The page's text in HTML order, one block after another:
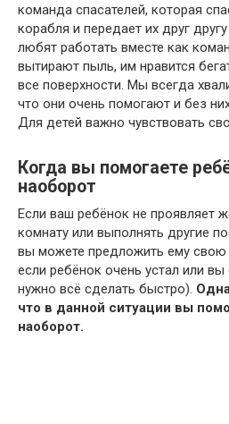
команда спасателей, которая
корабля и передает их друг
любят работать вместе как
вытирают пыль, им нравится
все поверхности. Мы всегда
что они очень помогают и без
Для детей важно чувствовать
Когда вы помогаете
наоборот
Если ваш ребёнок не проявляет
комнату или выполнять другие
вы можете предложить ему
если ребёнок очень устал или
нужно всё сделать быстро).
что в данной ситуации вы
наоборот.